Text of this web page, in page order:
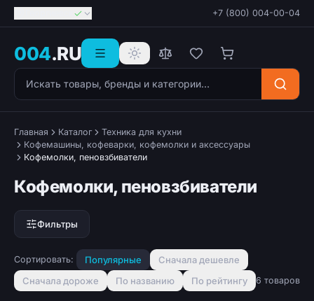
+7 (800) 004-00-04
004.RU
Поиск товаров
Главная Каталог
Техника для кухни
Кофемашины, кофеварки, кофемолки и аксессуары
Кофемолки, пеновзбиватели
Кофемолки, пеновзбиватели
Фильтры
Сортировать: Популярные
Сначала дешевле
Сначала дороже
По названию По рейтингу 6 товаров